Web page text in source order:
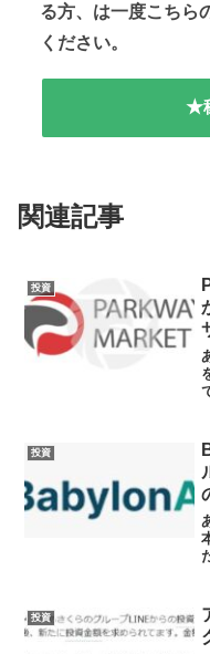
る方、は一度こちら
ください。
★
関連記事
投資
投資
投資